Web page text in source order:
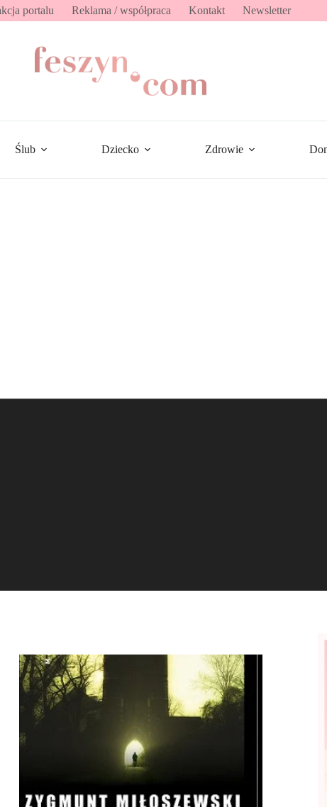
portalu Reklama / współpraca Kontakt Newsletter
Ślub Dziecko Zdrowie